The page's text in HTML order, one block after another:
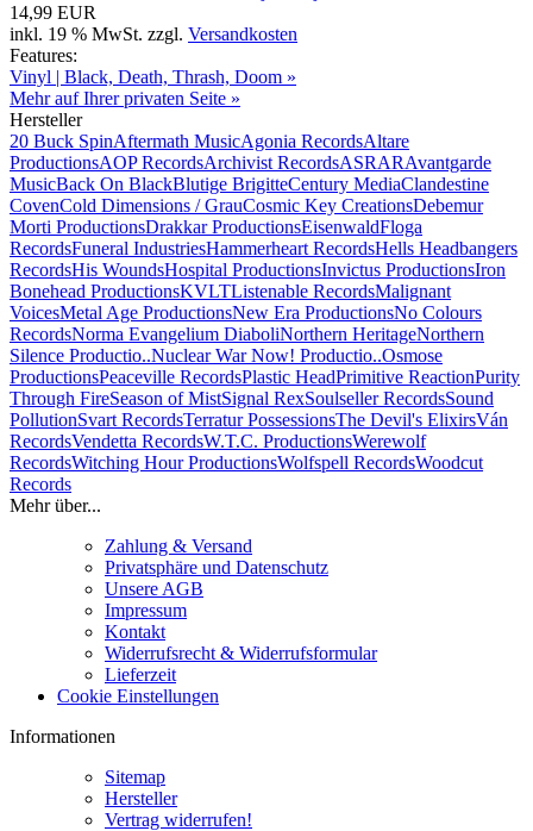
14,99 EUR
inkl. 19 % MwSt. zzgl. Versandkosten
Features:
Vinyl | Black, Death, Thrash, Doom »
Mehr auf Ihrer privaten Seite »
Hersteller
20 Buck SpinAftermath MusicAgonia RecordsAltare
ProductionsAOP RecordsArchivist RecordsASRARAvantgarde
MusicBack On BlackBlutige BrigitteCentury MediaClandestine
CovenCold Dimensions / GrauCosmic Key CreationsDebemur
Morti ProductionsDrakkar ProductionsEisenwaldFloga
RecordsFuneral IndustriesHammerheart RecordsHells Headbangers
RecordsHis WoundsHospital ProductionsInvictus ProductionsIron
Bonehead ProductionsKVLTListenable RecordsMalignant
VoicesMetal Age ProductionsNew Era ProductionsNo Colours
RecordsNorma Evangelium DiaboliNorthern HeritageNorthern
Silence Productio..Nuclear War Now! Productio..Osmose
ProductionsPeaceville RecordsPlastic HeadPrimitive ReactionPurity
Through FireSeason of MistSignal RexSoulseller RecordsSound
PollutionSvart RecordsTerratur PossessionsThe Devil's ElixirsVán
RecordsVendetta RecordsW.T.C. ProductionsWerewolf
RecordsWitching Hour ProductionsWolfspell RecordsWoodcut
Records
Mehr über...
Zahlung & Versand
Privatsphäre und Datenschutz
Unsere AGB
Impressum
Kontakt
Widerrufsrecht & Widerrufsformular
Lieferzeit
Cookie Einstellungen
Informationen
Sitemap
Hersteller
Vertrag widerrufen!